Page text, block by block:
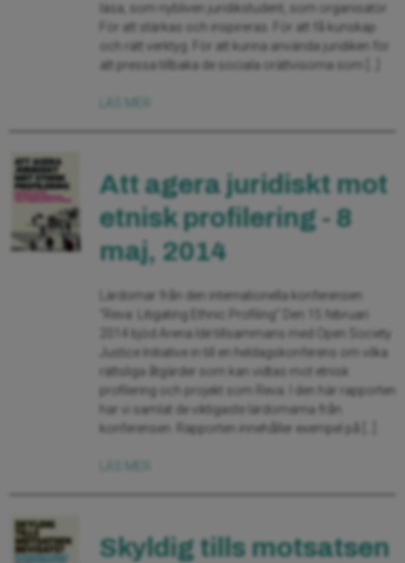
läsa, som nybliven juridikstudent, som organisatör.
För att stärkas och inspireras. För att få kunskap
och rätt verktyg. För att kunna använda juridiken för
att pressa tillbaka de sociala orättvisorna som […]
Att agera juridiskt mot
etnisk profilering - 8
maj, 2014
Lärdomar från den internationella konferensen
“Reva: Litigating Ethnic Profiling” Den 15 februari
2014 bjöd Arena Idé tillsammans med Open Society
Justice Initiative in till en heldagskonferens om vilka
rättsliga åtgärder som kan vidtas mot etnisk
profilering och projekt som Reva. I den här rapporten
har vi samlat de viktigaste lärdomarna från
konferensen. Rapporten innehåller exempel på […]
Skyldig tills motsatsen